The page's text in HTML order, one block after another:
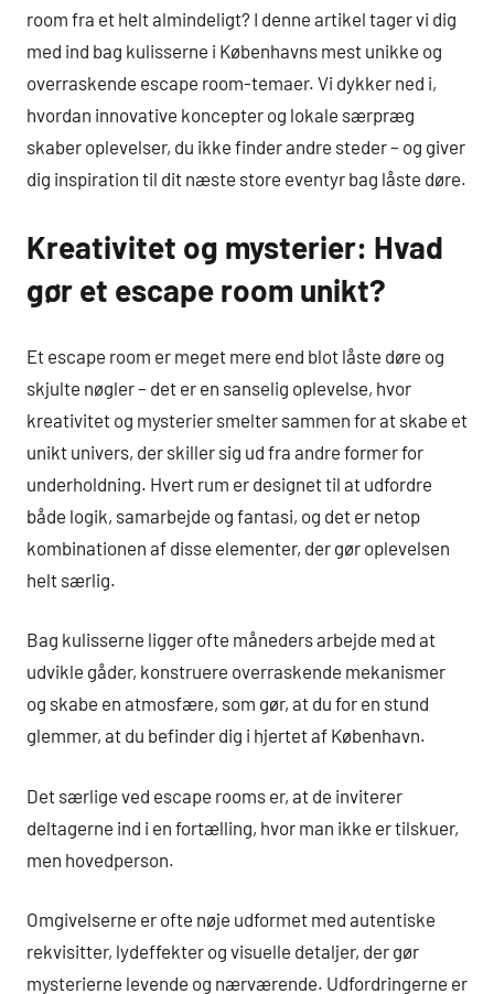
room fra et helt almindeligt? I denne artikel tager vi dig
med ind bag kulisserne i Københavns mest unikke og
overraskende escape room-temaer. Vi dykker ned i,
hvordan innovative koncepter og lokale særpræg
skaber oplevelser, du ikke finder andre steder – og giver
dig inspiration til dit næste store eventyr bag låste døre.
Kreativitet og mysterier: Hvad
gør et escape room unikt?
Et escape room er meget mere end blot låste døre og
skjulte nøgler – det er en sanselig oplevelse, hvor
kreativitet og mysterier smelter sammen for at skabe et
unikt univers, der skiller sig ud fra andre former for
underholdning. Hvert rum er designet til at udfordre
både logik, samarbejde og fantasi, og det er netop
kombinationen af disse elementer, der gør oplevelsen
helt særlig.
Bag kulisserne ligger ofte måneders arbejde med at
udvikle gåder, konstruere overraskende mekanismer
og skabe en atmosfære, som gør, at du for en stund
glemmer, at du befinder dig i hjertet af København.
Det særlige ved escape rooms er, at de inviterer
deltagerne ind i en fortælling, hvor man ikke er tilskuer,
men hovedperson.
Omgivelserne er ofte nøje udformet med autentiske
rekvisitter, lydeffekter og visuelle detaljer, der gør
mysterierne levende og nærværende. Udfordringerne er